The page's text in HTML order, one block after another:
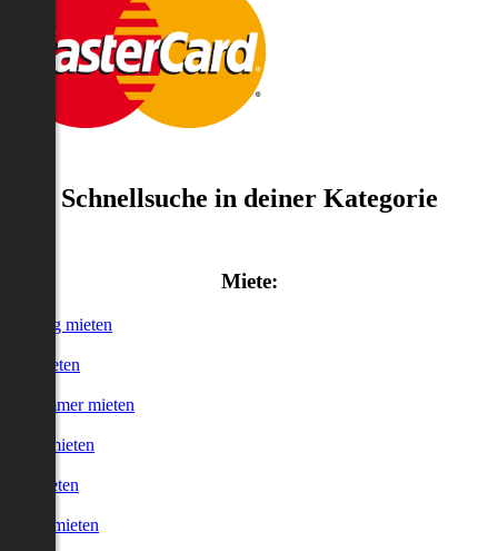
Schnellsuche in deiner Kategorie
Miete:
mieten
mieten
Zimmer mieten
mieten
mieten